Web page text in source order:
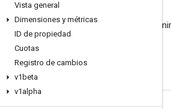
Vista general
Dimensiones y métricas
ID de propiedad
Cuotas
Registro de cambios
v1beta
v1alpha
Boletín informativo
Regístrate para recibir el
boletín informativo para
desarrolladores de Google
Analytics